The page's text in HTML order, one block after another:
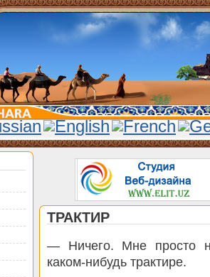
ТРАКТИР
— Ничего. Мне просто
каком-нибудь трактире.